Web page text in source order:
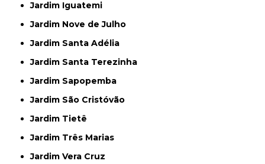
Jardim Iguatemi
Jardim Nove de Julho
Jardim Santa Adélia
Jardim Santa Terezinha
Jardim Sapopemba
Jardim São Cristóvão
Jardim Tietê
Jardim Três Marias
Jardim Vera Cruz